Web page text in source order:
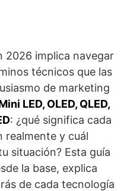
2026 implica navegar
técnicos que las
de marketing
LED, OLED, QLED,
: ¿qué significa cada
realmente y cuál
situación? Esta guía
la base, explica
de cada tecnología